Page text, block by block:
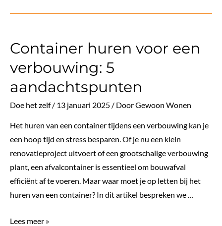
met
impact
Container huren voor een
verbouwing: 5
aandachtspunten
Doe het zelf/ 13 januari 2025 / DoorGewoon Wonen
Het huren van een container tijdens een verbouwing kan je
een hoop tijd en stress besparen. Of je nu een klein
renovatieproject uitvoert of een grootschalige verbouwing
plant, een afvalcontainer is essentieel om bouwafval
efficiënt af te voeren. Maar waar moet je op letten bij het
huren van een container? In dit artikel bespreken we …
Container
Lees meer »